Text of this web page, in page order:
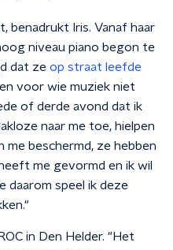
benadrukt Iris. Vanaf haar
niveau piano begon te
dat ze op straat leefde
voor wie muziek niet
of derde avond dat ik
naar me toe, hielpen
me beschermd, ze hebben
me gevormd en ik wil
daarom speel ik deze
in Den Helder. "Het